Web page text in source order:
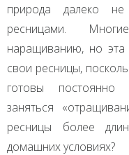
природа далеко
ресницами.
наращиванию, но эта
свои ресницы,
готовы
заняться
ресницы более
домашних условиях?